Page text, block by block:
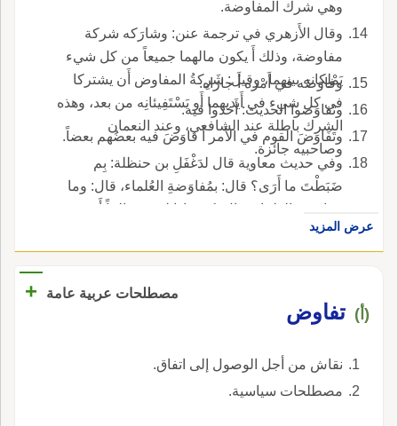
وهي شرك المفاوضة.
وقال الأَزهري في ترجمة عنن: وشارَكه شركة
مفاوضة، وذلك أَ يكون مالهما جميعاً من كل شيء
يَمْلِكانه بينهما، وقيل: شَرِكةُ المفاوض أَن يشتركا
في كل شيء في أَيديهما أَو يَسْتَفِيئانِه من بعد، وهذه
الشرك باطلة عند الشافعي، وعند النعمان
وصاحبيه جائزة.
وفاوَضَه في أَمْره أَ جارَاه.
وتَفاوَضوا الحديث: أَخذوا فيه.
وتَفَاوَضَ القوم في الأَمر أَ فاوَضَ فيه بعضُهم بعضاً.
وفي حديث معاوية قال لدَغْفَلِ بن حنظلة: بِم
ضَبَطْتَ ما أَرَى؟ قال: بمُفاوَضةِ العُلماء، قال: وما
مُفاوَضة العلماء؛ قال: كنت إِذا لقِيتُ عالماً أَخذت
ما عنده وأَعطيته ما عندي المُفاوَضةُ: المُساواةُ
والمُشارَكةُ، وهي مُفاعلة من التفْويض، كأَن كلّ
العلماء ومُذاكرتهم ف العلم، واللّه أَعلم.
عرض المزيد
مصطلحات عربية عامة +
(أ) تفاوض
نقاش من أجل الوصول إلى اتفاق.
مصطلحات سياسية.